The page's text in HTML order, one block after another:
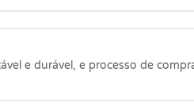
e durável, e processo de